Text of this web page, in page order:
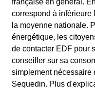
française en général.
correspond à inférieure
la moyenne nationale.
énergétique, les
de contacter EDF pour
conseiller sur sa
simplement nécessaire
Sequedin. Plus